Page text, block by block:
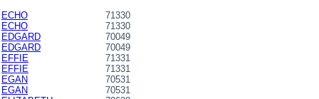
ECHO
71330
ECHO
71330
EDGARD
70049
EDGARD
70049
EFFIE
71331
EFFIE
71331
EGAN
70531
EGAN
70531